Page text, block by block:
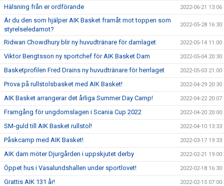
Hälsning från er ordförande 2022-06-21 13:06
Är du den som hjälper AIK Basket framåt mot toppen som
styrelseledamot?
2022-05-28 16:30
Ridwan Chowdhury blir ny huvudtränare för damlaget 2022-05-14 11:00
Viktor Bengtsson ny sportchef för AIK Basket Dam 2022-05-04 20:30
Basketprofilen Fred Drains ny huvudtränare för herrlaget 2022-05-03 21:00
Prova på rullstolsbasket med AIK Basket! 2022-04-29 20:30
AIK Basket arrangerar det årliga Summer Day Camp! 2022-04-22 20:07
Framgång för ungdomslagen i Scania Cup 2022 2022-04-20 20:00
SM-guld till AIK Basket rullstol! 2022-04-10 13:33
Påskcamp med AIK Basket! 2022-03-17 19:33
AIK dam möter Djurgården i uppskjutet derby 2022-02-21 19:00
Öppet hus i Vasalundshallen under sportlovet! 2022-02-18 16:30
Grattis AIK 131 år! 2022-02-15 07:00